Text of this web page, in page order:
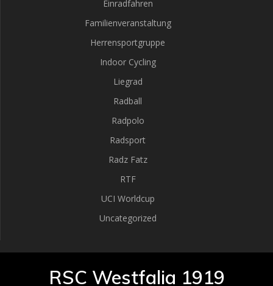
Einradfahren
Familienveranstaltung
Herrensportgruppe
Indoor Cycling
Liegrad
Radball
Radpolo
Radsport
Radz Fatz
RTF
UCI Worldcup
Uncategorized
RSC Westfalia 1919